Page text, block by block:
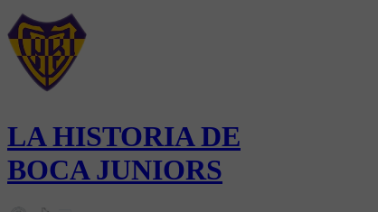
LA HISTORIA DE
BOCA JUNIORS